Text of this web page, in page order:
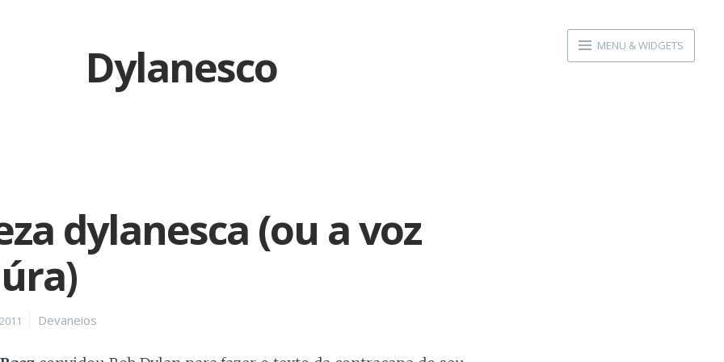
MENU & WIDGETS
Dylanesco
dylanesca (ou a voz
Categories
Devaneios